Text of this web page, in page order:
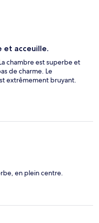
et acceuille.
chambre est superbe et
de charme. Le
extrêmement bruyant.
en plein centre.